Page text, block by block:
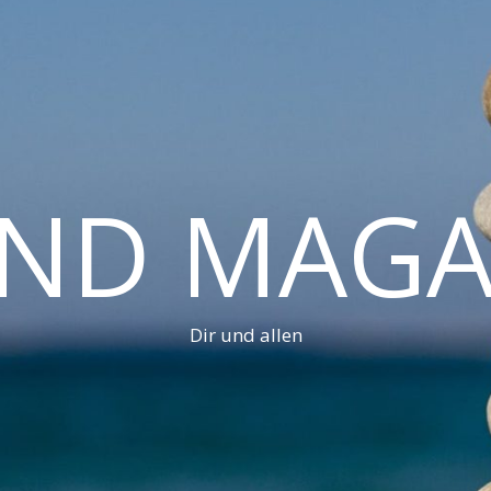
Dir und allen